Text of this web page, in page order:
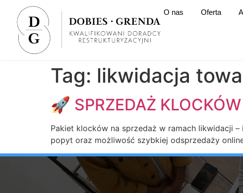
O nas Oferta
Tag: likwidacja
🚀 SPRZEDAŻ
Pakiet klocków na sprzedaż w ramach likwidacji
popyt oraz możliwość szybkiej odsprzedaży